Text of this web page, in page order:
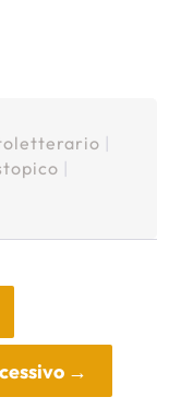
→